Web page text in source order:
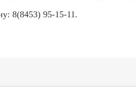
8(8453) 95-15-11.